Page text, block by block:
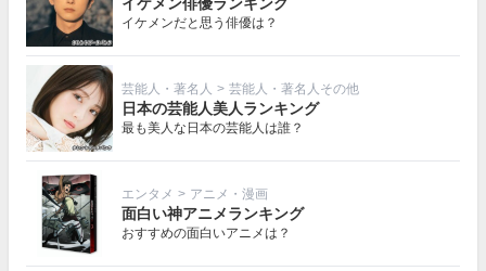
イケメンだと思う俳優は？
芸能人・著名人 > 芸能人・著名人その他
日本の芸能人美人ランキング
最も美人な日本の芸能人は誰？
エンタメ > アニメ・漫画
面白い神アニメランキング
おすすめの面白いアニメは？